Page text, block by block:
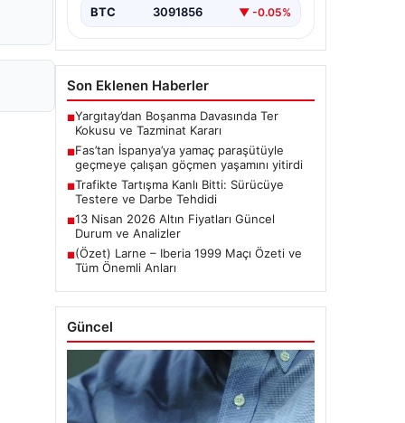
BTC 3091856 ▼ -0.05%
Son Eklenen Haberler
■Yargıtay’dan Boşanma Davasında Ter
Kokusu ve Tazminat Kararı
■Fas’tan İspanya’ya yamaç paraşütüyle
geçmeye çalışan göçmen yaşamını yitirdi
■Trafikte Tartışma Kanlı Bitti: Sürücüye
Testere ve Darbe Tehdidi
■13 Nisan 2026 Altın Fiyatları Güncel
Durum ve Analizler
■(Özet) Larne – Iberia 1999 Maçı Özeti ve
Tüm Önemli Anları
Güncel